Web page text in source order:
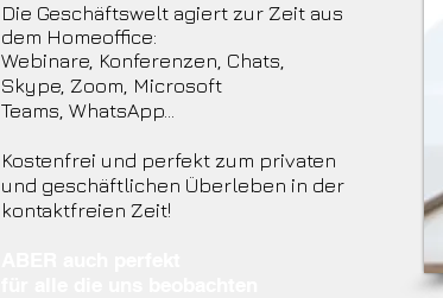
Die Geschäftswelt agiert zur Zeit aus
dem Homeoffice:
Webinare, Konferenzen, Chats,
Skype, Zoom, Microsoft
Teams, WhatsApp...
Kostenfrei und perfekt zum privaten
und geschäftlichen Überleben in der
kontaktfreien Zeit!